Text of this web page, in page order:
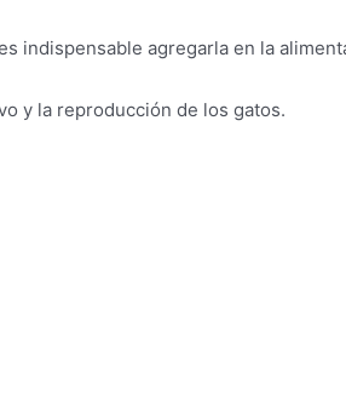
indispensable agregarla en la
y la reproducción de los gatos.